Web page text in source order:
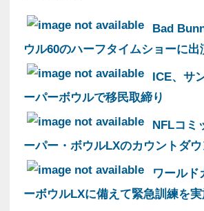
Bad
ウル60のハーフタイムショーに出
ICE、サ
ーパーボウルで移民取締り
NFLコミ
ーパー・ボウルLXのカウントダ
ワールド
ーボウルLXに備えて緊急訓練を実